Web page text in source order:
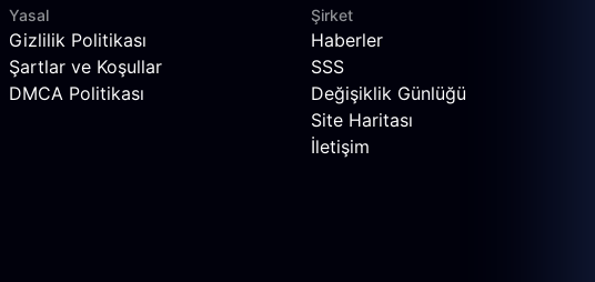
Yasal
Gizlilik Politikası
Şartlar ve Koşullar
DMCA Politikası
Şirket
Haberler
SSS
Değişiklik Günlüğü
Site Haritası
İletişim